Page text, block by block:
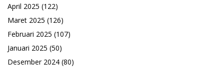
April 2025 (122)
Maret 2025 (126)
Februari 2025 (107)
Januari 2025 (50)
Desember 2024 (80)